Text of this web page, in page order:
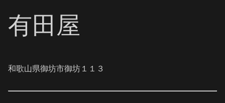
有田屋
和歌山県御坊市御坊１１３